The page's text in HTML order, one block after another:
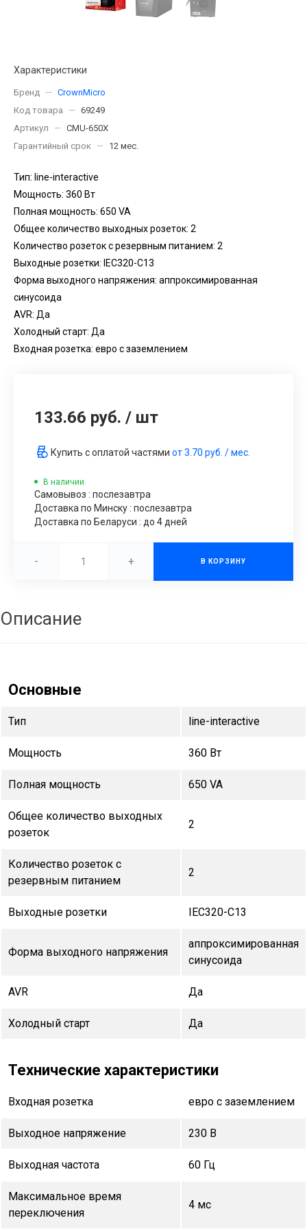
Характеристики
Бренд — CrownMicro
Код товара
— 69249
Артикул
— CMU-650X
Гарантийный срок
— 12 мес.
Тип: line-interactive
Мощность: 360 Вт
Полная мощность: 650 VA
Общее количество выходных розеток: 2
Количество розеток с резервным питанием: 2
Выходные розетки: IEC320-C13
Форма выходного напряжения: аппроксимированная
синусоида
AVR: Да
Холодный старт: Да
Входная розетка: евро с заземлением
133.66 руб. / шт
Купить с оплатой частями от3.70 руб. / мес.
В наличии
Самовывоз : послезавтра
Доставка по Минску : послезавтра
Доставка по Беларуси : до 4 дней
- + В КОРЗИНУ
Описание
Основные
Тип line-interactive
Мощность 360 Вт
Полная мощность 650 VA
Общее количество выходных
розеток
2
Количество розеток с
резервным питанием
2
Выходные розетки IEC320-C13
Форма выходного напряжения
аппроксимированная
синусоида
AVR Да
Холодный старт Да
Технические характеристики
Входная розетка евро с заземлением
Выходное напряжение 230 В
Выходная частота 60 Гц
Максимальное время
переключения
4 мс